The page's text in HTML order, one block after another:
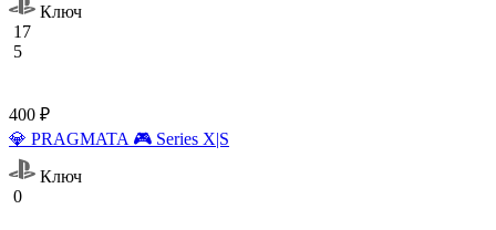
Ключ
17
5
400 ₽
💎 PRAGMATA 🎮 Series X|S
Ключ
0